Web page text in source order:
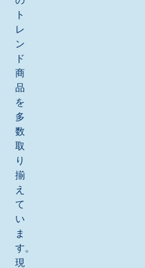
ト
レ
ン
ド
商
品
を
多
数
取
り
揃
え
て
い
ま
す。
現